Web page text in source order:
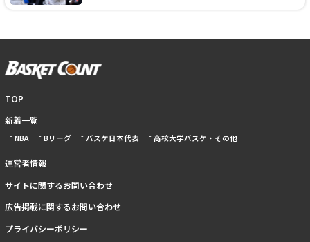
TOP
新着一覧
NBA Bリーグ バスケ日本代表 高校大学バスケ・その他
運営者情報
サイトに関するお問い合わせ
広告掲載に関するお問い合わせ
プライバシーポリシー